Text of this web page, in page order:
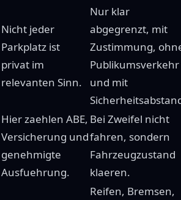
Nicht jeder
Parkplatz ist
privat im
relevanten Sinn.
Nur klar
abgegrenzt, mit
Zustimmung,
Publikumsverkehr
und mit
Hier zaehlen ABE,
Versicherung und
genehmigte
Ausfuehrung.
Bei Zweifel nicht
fahren, sondern
Fahrzeugzustand
klaeren.
Reifen, Bremsen,